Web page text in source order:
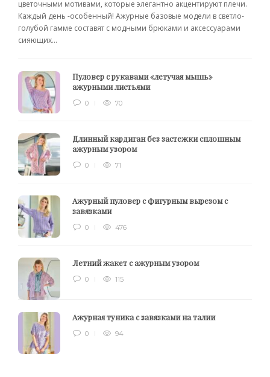
цветочными мотивами, которые элегантно акцентируют плечи.
Каждый день -особенный! Ажурные базовые модели в светло-
голубой гамме составят с модными брюками и аксессуарами
сияющих...
Пуловер с рукавами «летучая мышь»
ажурными листьями
0 70
Длинный кардиган без застежки сплошным
ажурным узором
0 71
Ажурный пуловер с фигурным вырезом с
завязками
0 476
Летний жакет с ажурным узором
0 115
Ажурная туника с завязками на талии
0 94